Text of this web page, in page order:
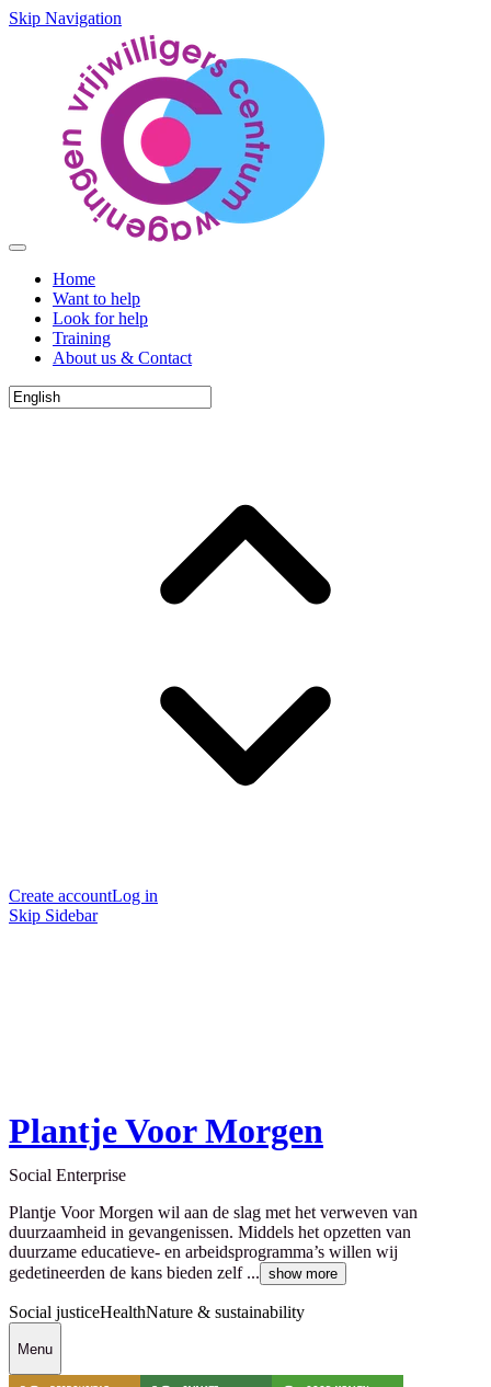
Skip Navigation
Home
Want to help
Look for help
Training
About us & Contact
Create accountLog in
Skip Sidebar
Plantje Voor Morgen
Social Enterprise
Plantje Voor Morgen wil aan de slag met het verweven van
duurzaamheid in gevangenissen. Middels het opzetten van
duurzame educatieve- en arbeidsprogramma’s willen wij
gedetineerden de kans bieden zelf ... show more
Social justiceHealthNature & sustainability
Menu